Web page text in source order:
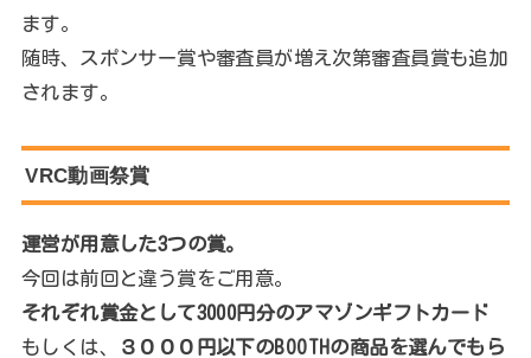
ます。
随時、スポンサー賞や審査員が増え次第審査員賞も追加
されます。
VRC動画祭賞
運営が用意した3つの賞。
今回は前回と違う賞をご用意。
それぞれ賞金として3000円分のアマゾンギフトカード
もしくは、
３０００円以下のBOOTHの商品を選んでもら